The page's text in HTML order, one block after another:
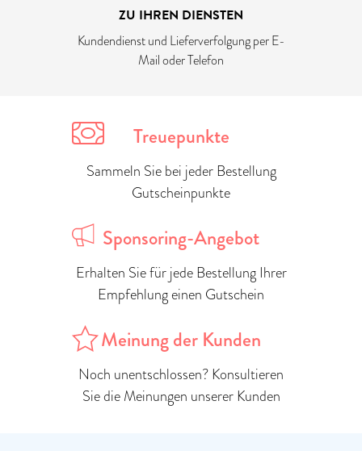
ZU IHREN DIENSTEN
Kundendienst und Lieferverfolgung per E-
Mail oder Telefon
Treuepunkte
Sammeln Sie bei jeder Bestellung
Gutscheinpunkte
Sponsoring-Angebot
Erhalten Sie für jede Bestellung Ihrer
Empfehlung einen Gutschein
Meinung der Kunden
Noch unentschlossen? Konsultieren
Sie die Meinungen unserer Kunden